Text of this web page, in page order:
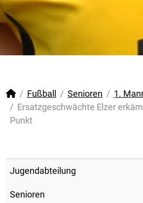
Fußball Senioren
1.
Ersatzgeschwächte Elzer
Punkt
Jugendabteilung
Senioren